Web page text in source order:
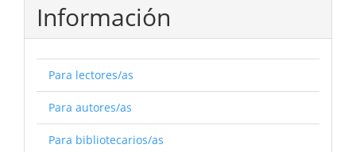
Información
Para lectores/as
Para autores/as
Para bibliotecarios/as